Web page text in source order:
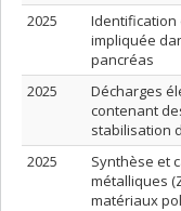
2025
Identification
impliquée
pancréas
2025
Décharges
contenant
stabilisation
2025
Synthèse et
métalliques
matériaux